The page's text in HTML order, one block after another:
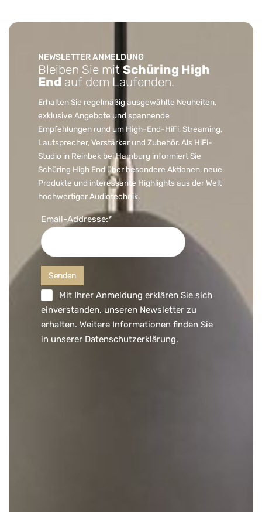
NEWSLETTER ANMELDUNG
Bleiben Sie mit Schüring High
End auf dem Laufenden.
Erhalten Sie regelmäßig ausgewählte Neuheiten,
exklusive Angebote und spannende
Empfehlungen rund um High-End-HiFi, Streaming,
Lautsprecher, Verstärker und Zubehör. Als HiFi-
Studio in Reinbek bei Hamburg informiert Sie
Schüring High End über besondere Aktionen, neue
Produkte und interessante Highlights aus der Welt
hochwertiger Audiotechnik.
Email-Addresse:*
Mit Ihrer Anmeldung erklären Sie sich
einverstanden, unseren Newsletter zu
erhalten. Weitere Informationen finden Sie
in unserer Datenschutzerklärung.